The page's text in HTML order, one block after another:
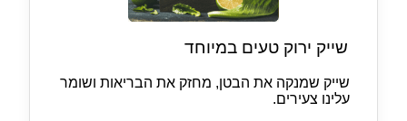
שייק ירוק טעים במיוחד
שייק שמנקה את הבטן, מחזק את הבריאות ושומר
עלינו צעירים.